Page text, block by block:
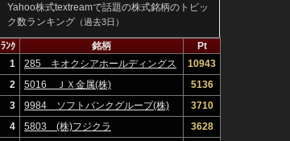
Yahoo株式textreamで話題の株式銘柄のトピッ
ク数ランキング（過去3日）
ﾗﾝｸ 銘柄
Pt
1
285 キオクシアホールディングス
(株)
10943
2
5016 ＪＸ金属(株)
5136
3
9984 ソフトバンクグループ(株)
3710
4
5803 (株)フジクラ
3628